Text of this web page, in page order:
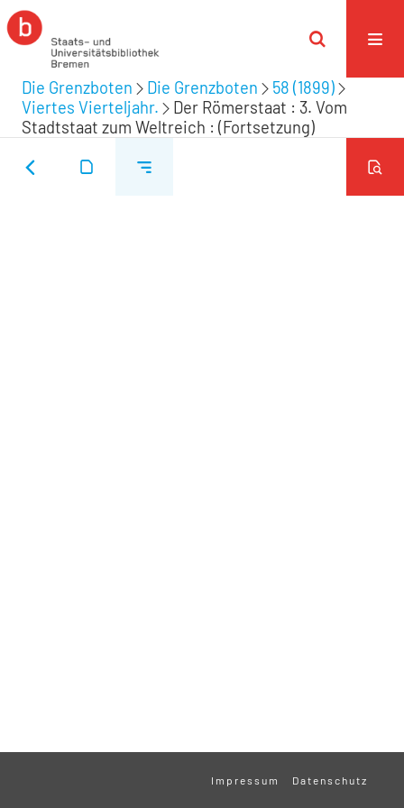
Die Grenzboten Die Grenzboten
58 (1899)
Viertes Vierteljahr.
Der Römerstaat : 3. Vom
Stadtstaat zum Weltreich : (Fortsetzung)
Impressum Datenschutz